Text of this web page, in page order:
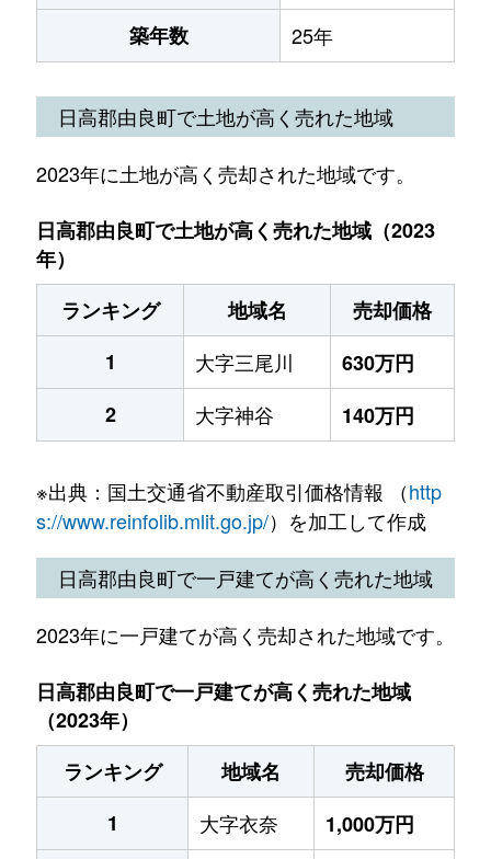
築年数 25年
日高郡由良町で土地が高く売れた地域
2023年に土地が高く売却された地域です。
日高郡由良町で土地が高く売れた地域（2023
年）
ランキング
地域名
売却価格
1
大字三尾川
630万円
2
大字神谷 140万円
※出典：国土交通省不動産取引価格情報 （http
s://www.reinfolib.mlit.go.jp/）を加工して作成
日高郡由良町で一戸建てが高く売れた地域
2023年に一戸建てが高く売却された地域です。
日高郡由良町で一戸建てが高く売れた地域
（2023年）
ランキング
地域名
売却価格
1
大字衣奈
1,000万円